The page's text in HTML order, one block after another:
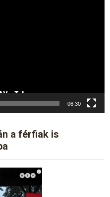
06:30
a férfiak is